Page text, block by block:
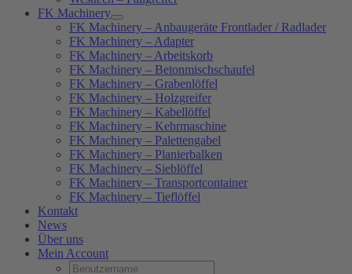
FK Machinery
FK Machinery – Anbaugeräte Frontlader / Radlader
FK Machinery – Adapter
FK Machinery – Arbeitskorb
FK Machinery – Betonmischschaufel
FK Machinery – Grabenlöffel
FK Machinery – Holzgreifer
FK Machinery – Kabellöffel
FK Machinery – Kehrmaschine
FK Machinery – Palettengabel
FK Machinery – Planierbalken
FK Machinery – Sieblöffel
FK Machinery – Transportcontainer
FK Machinery – Tieflöffel
Kontakt
News
Über uns
Mein Account
Username: